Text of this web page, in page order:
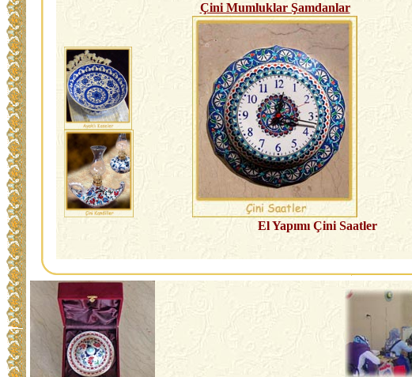
Çini Mumluklar Şamdanlar
El Yapımı Çini Saatler